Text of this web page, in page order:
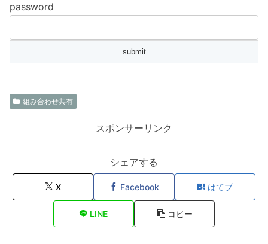
password
組み合わせ共有
スポンサーリンク
シェアする
X Facebook はてブ
LINE コピー